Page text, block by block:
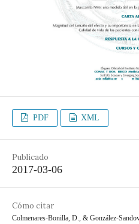
PDF XML
Publicado
2017-03-06
Cómo citar
Colmenares-Bonilla, D., & González-